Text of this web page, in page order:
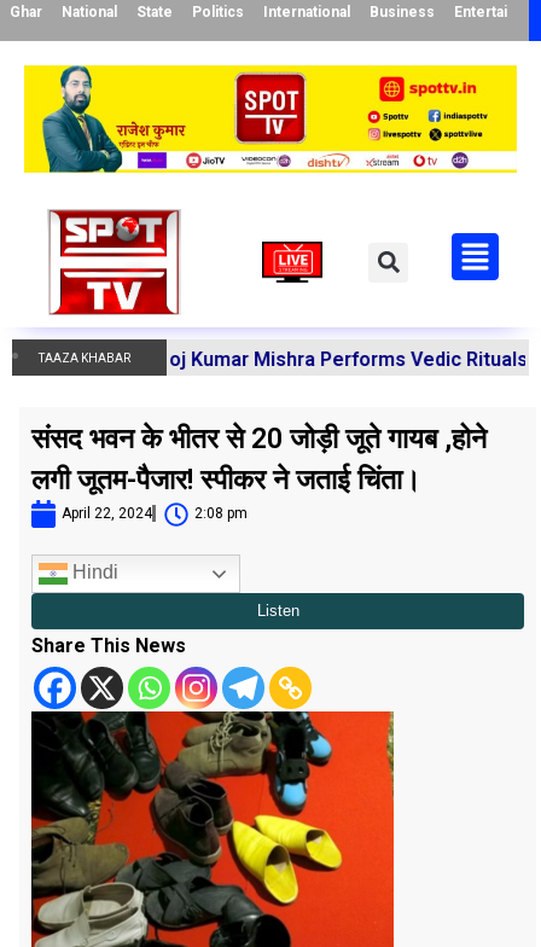
Ghar National State Politics International Business
TAAZA KHABAR
Manoj Kumar Mishra Performs Vedic Rituals for the
संसद भवन के भीतर से 20 जोड़ी जूते गायब ,होने
लगी जूतम-पैजार! स्पीकर ने जताई चिंता।
April 22, 2024 2:08 pm
Hindi
Share This News